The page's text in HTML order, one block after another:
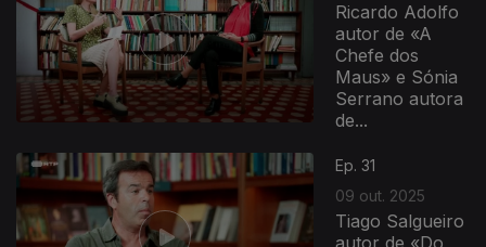
Ricardo Adolfo
autor de «A
Chefe dos
Maus» e Sónia
Serrano autora
de...
Ep. 31
09 out. 2025
Tiago Salgueiro
autor de «Do